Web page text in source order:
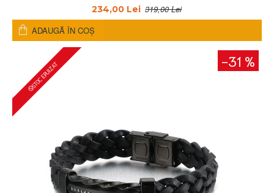
234,00 Lei 319,00 Lei
ADAUGĂ ÎN COŞ
-31 %
STOC EPUIZAT